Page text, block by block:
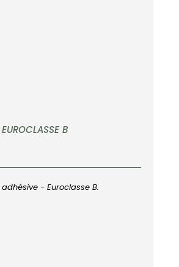
B
- Euroclasse B.